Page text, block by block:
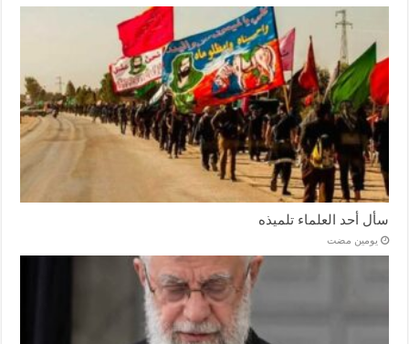
سأل أحد العلماء تلميذه
‏يومين مضت